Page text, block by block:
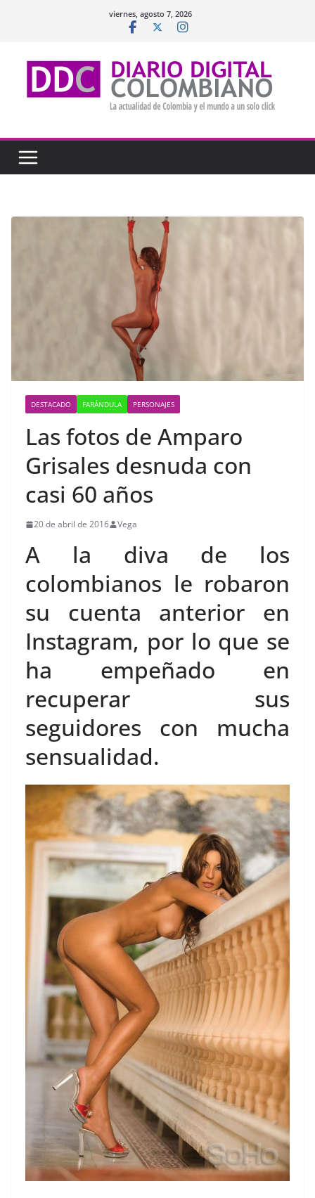
viernes, agosto 7, 2026
DESTACADO FARÁNDULA PERSONAJES
Las fotos de Amparo
Grisales desnuda con
casi 60 años
20 de abril de 2016 Vega
A la diva de los
colombianos le robaron
su cuenta anterior en
Instagram, por lo que se
ha empeñado en
recuperar sus
seguidores con mucha
sensualidad.